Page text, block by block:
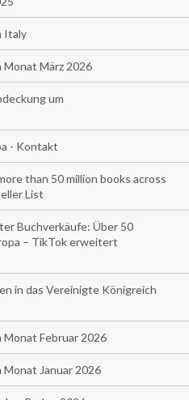
Italy
März 2026
um
- Kontakt
than 50 million books across
List
Buchverkäufe: Über 50
– TikTok erweitert
in das Vereinigte Königreich
Februar 2026
Januar 2026